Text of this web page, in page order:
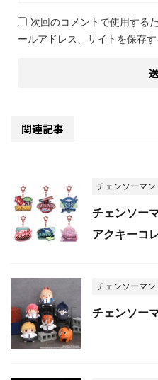
次回のコメントで使用する
ールアドレス、サイトを保存す
関連記事
チェンソーマン
チェンソー
アクキーコ
チェンソーマン
チェンソー